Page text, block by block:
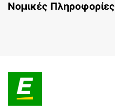
Nομικές Πληροφορίες